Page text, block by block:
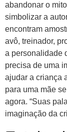
abandonar o
simbolizar a
encontram
avô, treinador,
a personalidade
precisa de uma
ajudar a criança
para uma mãe
agora. “Suas
imaginação da